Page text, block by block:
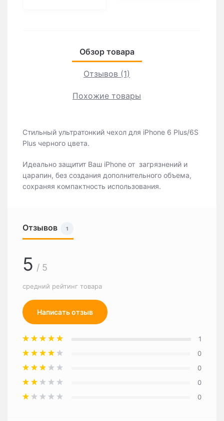
Обзор товара
Отзывов (1)
Похожие товары
Стильный ультратонкий чехол для iРhone 6 Plus/6S
Plus черного цвета.
Идеально защитит Ваш iРhone от загрязнений и
царапин, без создания дополнительного объема,
сохраняя компактность использования.
Отзывов 1
5 / 5
средний рейтинг товара
Написать отзыв
1
0
0
0
0